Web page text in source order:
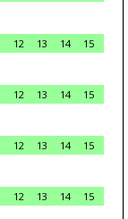
12 13 14
15
12 13 14
15
12 13 14
15
12 13 14
15